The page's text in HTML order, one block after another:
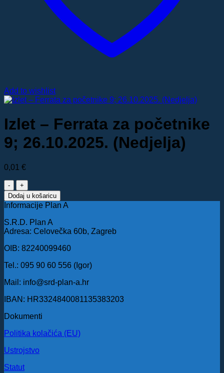
Add to wishlist
Izlet – Ferrata za početnike
9; 26.10.2025. (Nedjelja)
0,01 €
Izlet
–
Ferrata
za
početnike
9;
(Nedjelja)
Dodaj u košaricu
Informacije Plan A
S.R.D. Plan A
Adresa: Celovečka 60b, Zagreb
OIB: 82240099460
Tel.: 095 90 60 556 (Igor)
Mail: info@srd-plan-a.hr
IBAN: HR3324840081135383203
Dokumenti
Politika kolačića (EU)
Ustrojstvo
Statut